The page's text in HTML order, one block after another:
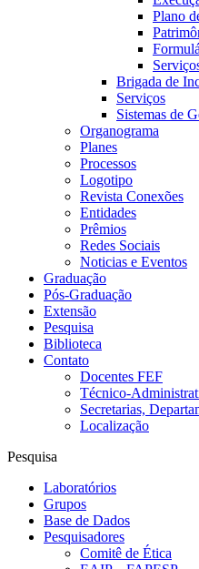
Plano
Brigada de
Serviços
Sistemas de
Organograma
Planes
Processos
Logotipo
Revista Conexões
Entidades
Prêmios
Redes Sociais
Noticias e Eventos
Graduação
Pós-Graduação
Extensão
Pesquisa
Biblioteca
Contato
Docentes FEF
Técnico-
Secretarias,
Localização
Pesquisa
Laboratórios
Grupos
Base de Dados
Pesquisadores
Comitê de Ética